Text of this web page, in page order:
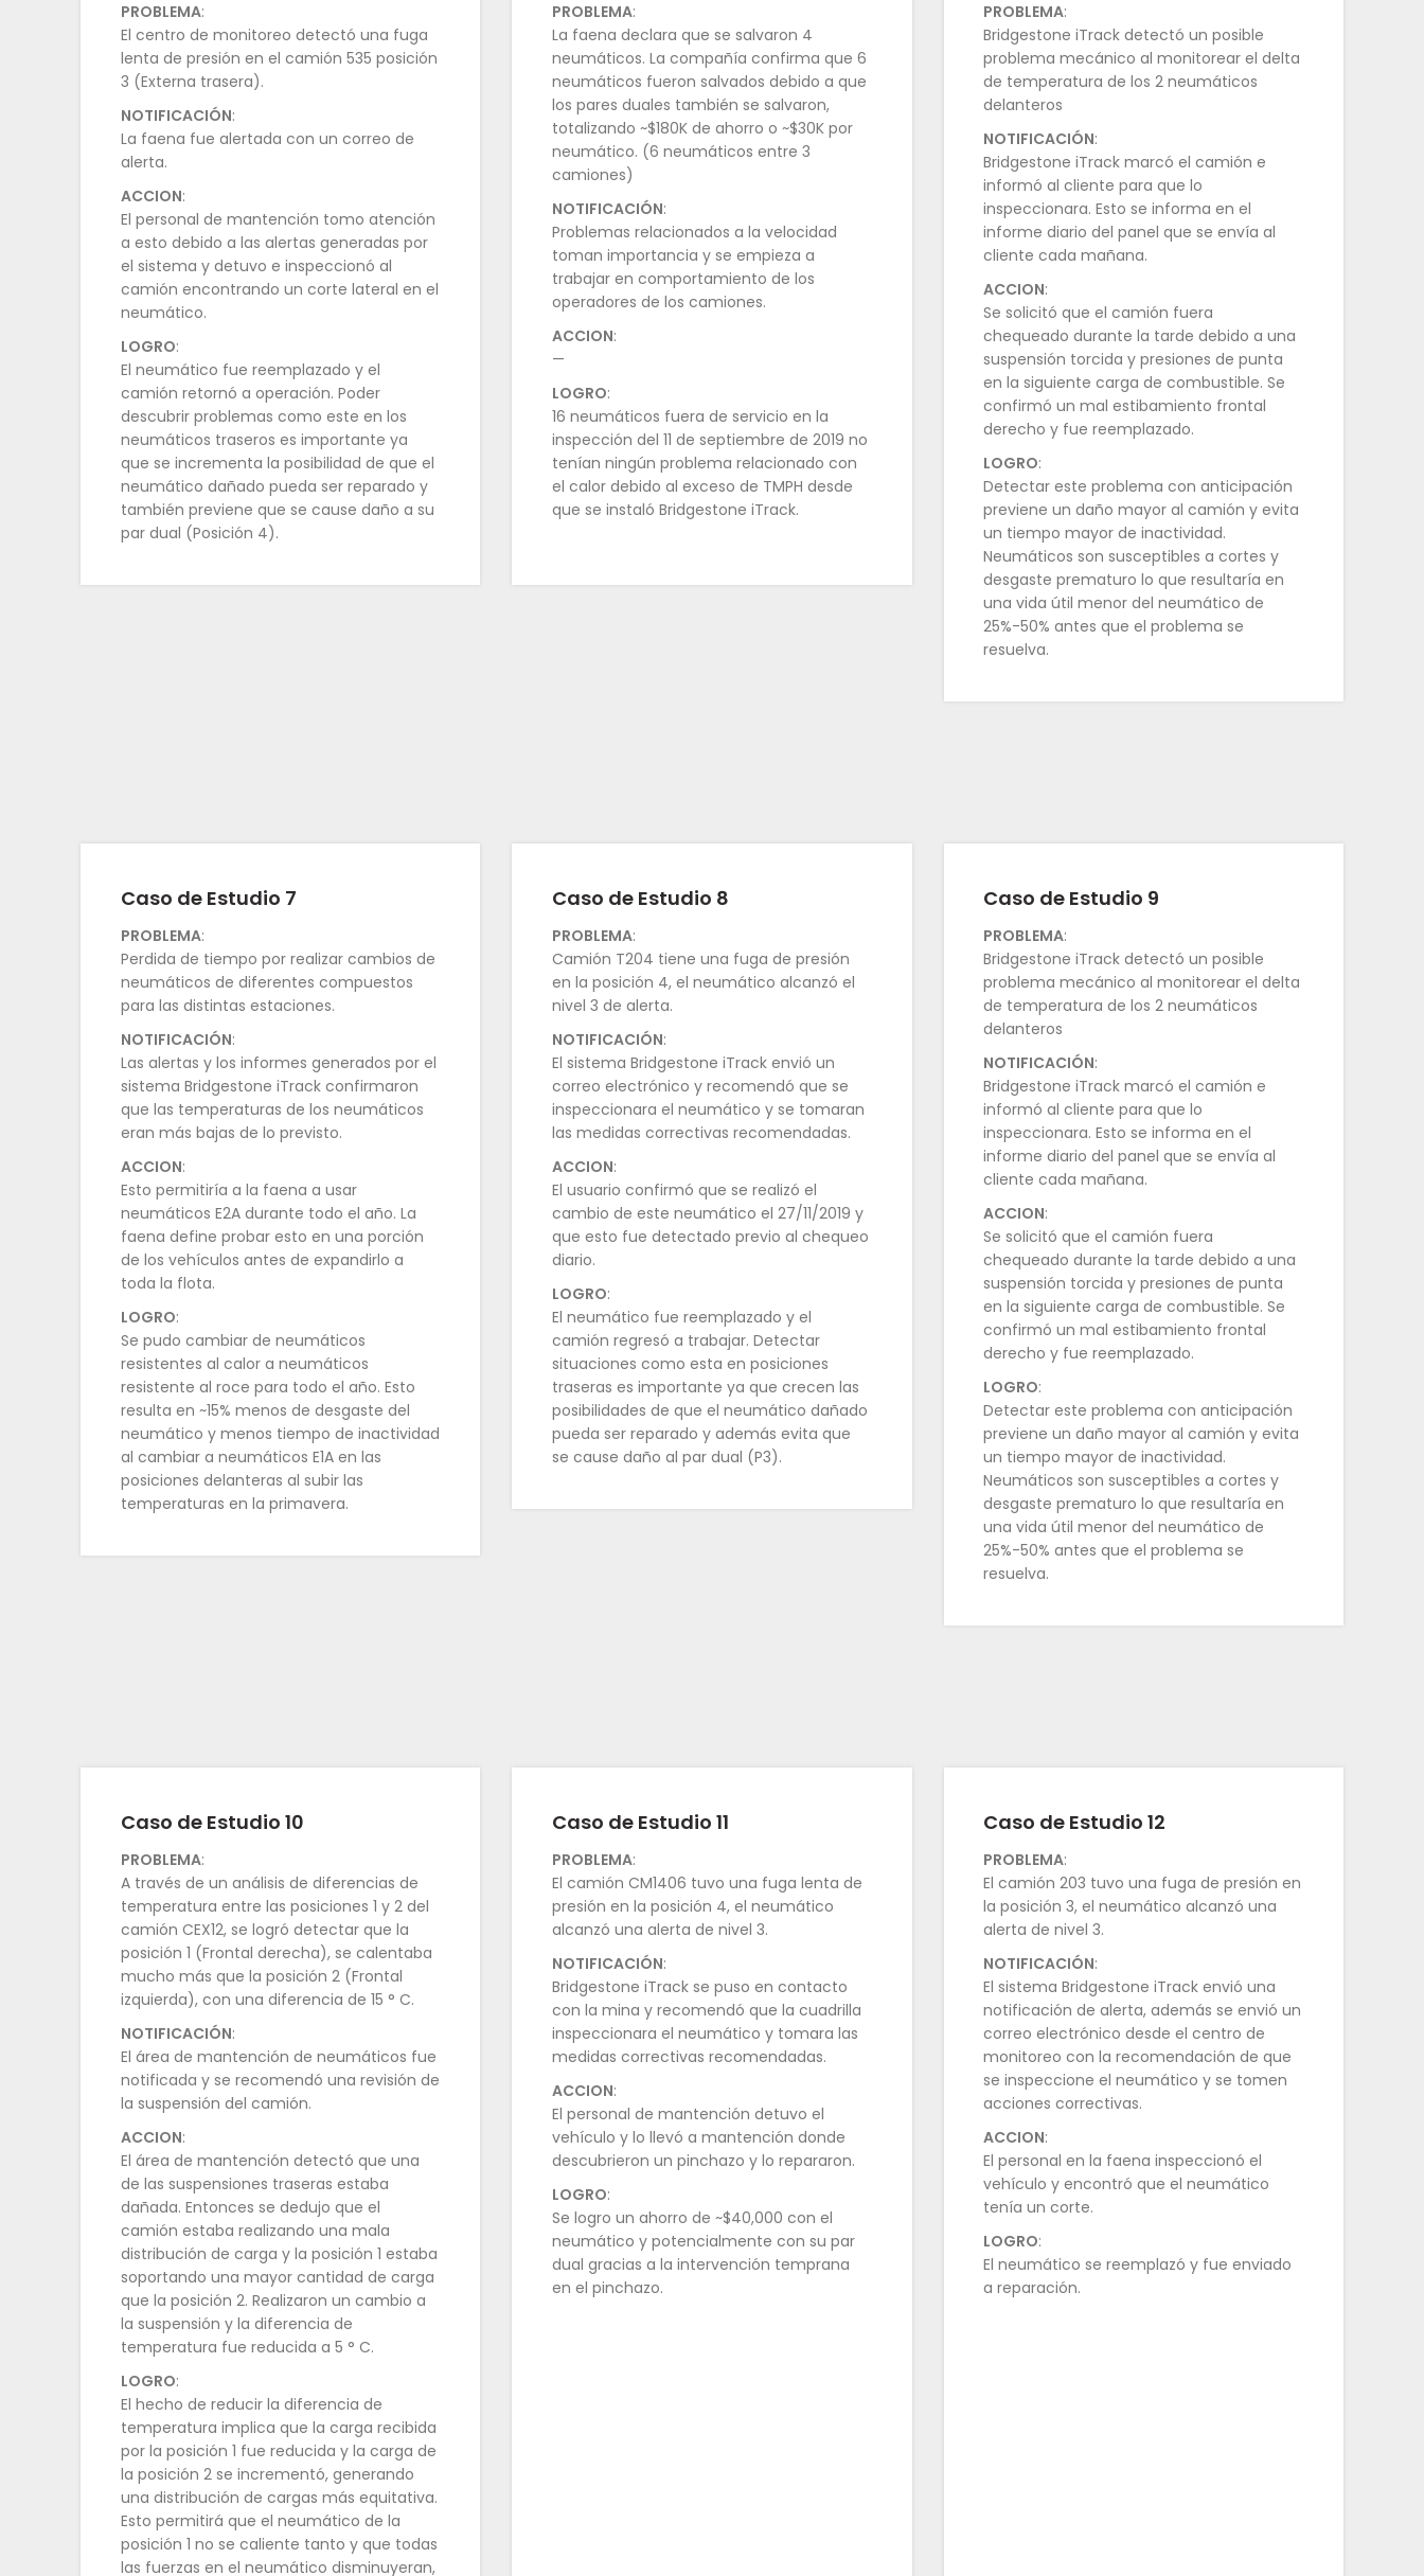
PROBLEMA:
El centro de monitoreo detectó una fuga
lenta de presión en el camión 535 posición
3 (Externa trasera).
NOTIFICACIÓN:
La faena fue alertada con un correo de
alerta.
ACCION:
El personal de mantención tomo atención
a esto debido a las alertas generadas por
el sistema y detuvo e inspeccionó al
camión encontrando un corte lateral en el
neumático.
LOGRO:
El neumático fue reemplazado y el
camión retornó a operación. Poder
descubrir problemas como este en los
neumáticos traseros es importante ya
que se incrementa la posibilidad de que el
neumático dañado pueda ser reparado y
también previene que se cause daño a su
par dual (Posición 4).
PROBLEMA:
La faena declara que se salvaron 4
neumáticos. La compañía confirma que 6
neumáticos fueron salvados debido a que
los pares duales también se salvaron,
totalizando ~$180K de ahorro o ~$30K por
neumático. (6 neumáticos entre 3
camiones)
NOTIFICACIÓN:
Problemas relacionados a la velocidad
toman importancia y se empieza a
trabajar en comportamiento de los
operadores de los camiones.
ACCION:
—
LOGRO:
16 neumáticos fuera de servicio en la
inspección del 11 de septiembre de 2019 no
tenían ningún problema relacionado con
el calor debido al exceso de TMPH desde
que se instaló Bridgestone iTrack.
PROBLEMA:
Bridgestone iTrack detectó un posible
problema mecánico al monitorear el delta
de temperatura de los 2 neumáticos
delanteros
NOTIFICACIÓN:
Bridgestone iTrack marcó el camión e
informó al cliente para que lo
inspeccionara. Esto se informa en el
informe diario del panel que se envía al
cliente cada mañana.
ACCION:
Se solicitó que el camión fuera
chequeado durante la tarde debido a una
suspensión torcida y presiones de punta
en la siguiente carga de combustible. Se
confirmó un mal estibamiento frontal
derecho y fue reemplazado.
LOGRO:
Detectar este problema con anticipación
previene un daño mayor al camión y evita
un tiempo mayor de inactividad.
Neumáticos son susceptibles a cortes y
desgaste prematuro lo que resultaría en
una vida útil menor del neumático de
25%-50% antes que el problema se
resuelva.
Caso de Estudio 7
PROBLEMA:
Perdida de tiempo por realizar cambios de
neumáticos de diferentes compuestos
para las distintas estaciones.
NOTIFICACIÓN:
Las alertas y los informes generados por el
sistema Bridgestone iTrack confirmaron
que las temperaturas de los neumáticos
eran más bajas de lo previsto.
ACCION:
Esto permitiría a la faena a usar
neumáticos E2A durante todo el año. La
faena define probar esto en una porción
de los vehículos antes de expandirlo a
toda la flota.
LOGRO:
Se pudo cambiar de neumáticos
resistentes al calor a neumáticos
resistente al roce para todo el año. Esto
resulta en ~15% menos de desgaste del
neumático y menos tiempo de inactividad
al cambiar a neumáticos E1A en las
posiciones delanteras al subir las
temperaturas en la primavera.
Caso de Estudio 8
PROBLEMA:
Camión T204 tiene una fuga de presión
en la posición 4, el neumático alcanzó el
nivel 3 de alerta.
NOTIFICACIÓN:
El sistema Bridgestone iTrack envió un
correo electrónico y recomendó que se
inspeccionara el neumático y se tomaran
las medidas correctivas recomendadas.
ACCION:
El usuario confirmó que se realizó el
cambio de este neumático el 27/11/2019 y
que esto fue detectado previo al chequeo
diario.
LOGRO:
El neumático fue reemplazado y el
camión regresó a trabajar. Detectar
situaciones como esta en posiciones
traseras es importante ya que crecen las
posibilidades de que el neumático dañado
pueda ser reparado y además evita que
se cause daño al par dual (P3).
Caso de Estudio 9
PROBLEMA:
Bridgestone iTrack detectó un posible
problema mecánico al monitorear el delta
de temperatura de los 2 neumáticos
delanteros
NOTIFICACIÓN:
Bridgestone iTrack marcó el camión e
informó al cliente para que lo
inspeccionara. Esto se informa en el
informe diario del panel que se envía al
cliente cada mañana.
ACCION:
Se solicitó que el camión fuera
chequeado durante la tarde debido a una
suspensión torcida y presiones de punta
en la siguiente carga de combustible. Se
confirmó un mal estibamiento frontal
derecho y fue reemplazado.
LOGRO:
Detectar este problema con anticipación
previene un daño mayor al camión y evita
un tiempo mayor de inactividad.
Neumáticos son susceptibles a cortes y
desgaste prematuro lo que resultaría en
una vida útil menor del neumático de
25%-50% antes que el problema se
resuelva.
Caso de Estudio 10
PROBLEMA:
A través de un análisis de diferencias de
temperatura entre las posiciones 1 y 2 del
camión CEX12, se logró detectar que la
posición 1 (Frontal derecha), se calentaba
mucho más que la posición 2 (Frontal
izquierda), con una diferencia de 15 ° C.
NOTIFICACIÓN:
El área de mantención de neumáticos fue
notificada y se recomendó una revisión de
la suspensión del camión.
ACCION:
El área de mantención detectó que una
de las suspensiones traseras estaba
dañada. Entonces se dedujo que el
camión estaba realizando una mala
distribución de carga y la posición 1 estaba
soportando una mayor cantidad de carga
que la posición 2. Realizaron un cambio a
la suspensión y la diferencia de
temperatura fue reducida a 5 ° C.
LOGRO:
El hecho de reducir la diferencia de
temperatura implica que la carga recibida
por la posición 1 fue reducida y la carga de
la posición 2 se incrementó, generando
una distribución de cargas más equitativa.
Esto permitirá que el neumático de la
posición 1 no se caliente tanto y que todas
las fuerzas en el neumático disminuyeran,
Caso de Estudio 11
PROBLEMA:
El camión CM1406 tuvo una fuga lenta de
presión en la posición 4, el neumático
alcanzó una alerta de nivel 3.
NOTIFICACIÓN:
Bridgestone iTrack se puso en contacto
con la mina y recomendó que la cuadrilla
inspeccionara el neumático y tomara las
medidas correctivas recomendadas.
ACCION:
El personal de mantención detuvo el
vehículo y lo llevó a mantención donde
descubrieron un pinchazo y lo repararon.
LOGRO:
Se logro un ahorro de ~$40,000 con el
neumático y potencialmente con su par
dual gracias a la intervención temprana
en el pinchazo.
Caso de Estudio 12
PROBLEMA:
El camión 203 tuvo una fuga de presión en
la posición 3, el neumático alcanzó una
alerta de nivel 3.
NOTIFICACIÓN:
El sistema Bridgestone iTrack envió una
notificación de alerta, además se envió un
correo electrónico desde el centro de
monitoreo con la recomendación de que
se inspeccione el neumático y se tomen
acciones correctivas.
ACCION:
El personal en la faena inspeccionó el
vehículo y encontró que el neumático
tenía un corte.
LOGRO:
El neumático se reemplazó y fue enviado
a reparación.